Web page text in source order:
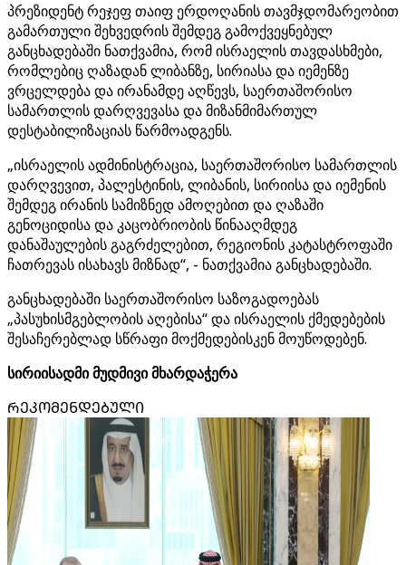
პრეზიდენტ რეჯეფ თაიფ ერდოღანის თავმჯდომარეობით
გამართული შეხვედრის შემდეგ გამოქვეყნებულ
განცხადებაში ნათქვამია, რომ ისრაელის თავდასხმები,
რომლებიც ღაზადან ლიბანზე, სირიასა და იემენზე
ვრცელდება და ირანამდე აღწევს, საერთაშორისო
სამართლის დარღვევასა და მიზანმიმართულ
დესტაბილიზაციას წარმოადგენს.
„ისრაელის ადმინისტრაცია, საერთაშორისო სამართლის
დარღვევით, პალესტინის, ლიბანის, სირიისა და იემენის
შემდეგ ირანის სამიზნედ ამოღებით და ღაზაში
გენოციდისა და კაცობრიობის წინააღმდეგ
დანაშაულების გაგრძელებით, რეგიონის კატასტროფაში
ჩათრევას ისახავს მიზნად“, - ნათქვამია განცხადებაში.
განცხადებაში საერთაშორისო საზოგადოებას
„პასუხისმგებლობის აღებისა“ და ისრაელის ქმედებების
შესაჩერებლად სწრაფი მოქმედებისკენ მოუწოდებენ.
სირიისადმი მუდმივი მხარდაჭერა
ᲠᲔᲙᲝᲛᲔᲜᲓᲔᲑᲣᲚᲘ